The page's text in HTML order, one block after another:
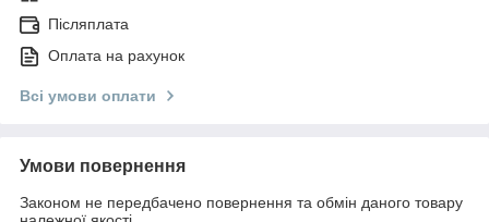
Післяплата
Оплата на рахунок
Всі умови оплати
Умови повернення
Законом не передбачено повернення та обмін даного товару